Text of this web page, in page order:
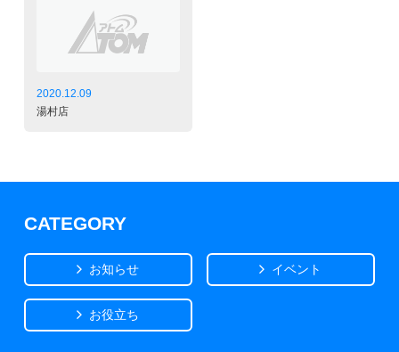
2020.12.09
湯村店
CATEGORY
お知らせ イベント
お役立ち